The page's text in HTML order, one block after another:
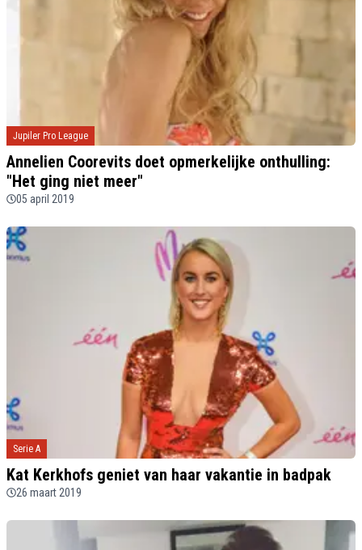
Jupiler Pro League
Annelien Coorevits doet opmerkelijke onthulling:
"Het ging niet meer"
05 april 2019
Serie A
Kat Kerkhofs geniet van haar vakantie in badpak
26 maart 2019